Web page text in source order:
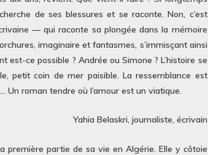
de ses blessures et se raconte. Non, c’est
— qui raconte sa plongée dans la mémoire
imaginaire et fantasmes, s’immisçant ainsi
est-ce possible ? Andrée ou Simone ? L’histoire se
petit coin de mer paisible. La ressemblance est
Un roman tendre où l’amour est un viatique.
Yahia Belaskri, journaliste, écrivain
première partie de sa vie en Algérie. Elle y côtoie